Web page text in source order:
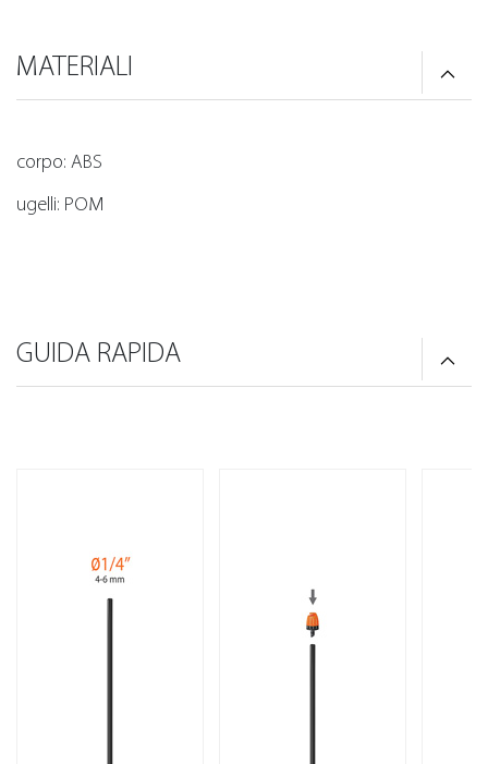
MATERIALI
corpo: ABS
ugelli: POM
GUIDA RAPIDA